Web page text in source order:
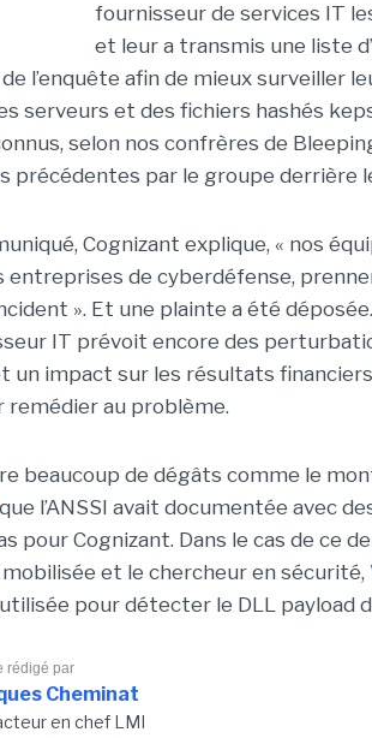
fournisseur de services IT
et leur a transmis une liste
l’enquête afin de mieux surveiller
serveurs et des fichiers hashés
selon nos confrères de
précédentes par le groupe derrière
Cognizant explique, « nos
entreprises de cyberdéfense,
». Et une plainte a été
IT prévoit encore des
un impact sur les résultats
remédier au problème.
beaucoup de dégâts comme le
que l’ANSSI avait documentée avec
pour Cognizant. Dans le cas de ce
et le chercheur en sécurité,
pour détecter le DLL payload
rédigé par
Cheminat
en chef LMI